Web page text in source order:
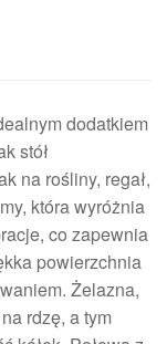
dodatkiem
stół
na rośliny, regał,
która wyróżnia
co zapewnia
powierzchnia
Żelazna,
rdzę, a tym